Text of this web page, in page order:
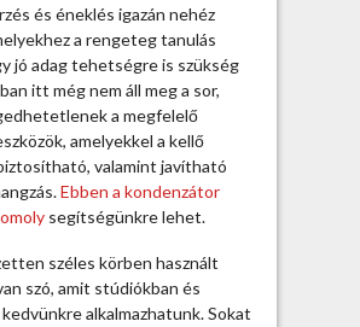
s
k
ö
r
ű
e
n
h
a
és éneklés igazán nehéz
a rengeteg tanulás
jó adag tehetségre is szükség
itt még nem áll meg a sor,
a megfelelő
amelyekkel a kellő
valamint javítható
Ebben a kondenzátor
segítségünkre lehet.
széles körben használt
szó, amit stúdiókban és
kedvünkre alkalmazhatunk. Sokat